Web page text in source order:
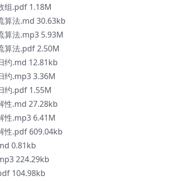
组.pdf 1.18M
算法.md 30.63kb
算法.mp3 5.93M
算法.pdf 2.50M
约.md 12.81kb
约.mp3 3.36M
约.pdf 1.55M
性.md 27.28kb
性.mp3 6.41M
性.pdf 609.04kb
0.81kb
224.29kb
104.98kb